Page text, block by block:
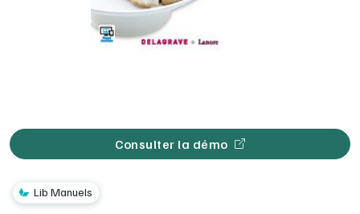
Consulter la démo
Lib Manuels